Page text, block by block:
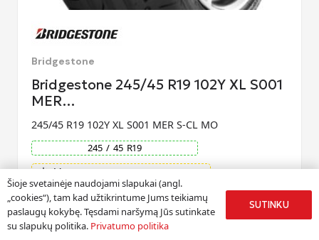
Bridgestone
Bridgestone 245/45 R19 102Y XL S001
MER…
245/45 R19 102Y XL S001 MER S-CL MO
245 / 45 R19
light_mode Vasara
Pristatymas per 2-3 d.d.
Nemokamas pristatymas Vilniaus mieste
Šioje svetainėje naudojami slapukai (angl.
„cookies“), tam kad užtikrintume Jums teikiamų
paslaugų kokybę. Tęsdami naršymą Jūs sutinkate
su slapukų politika. Privatumo politika
SUTINKU